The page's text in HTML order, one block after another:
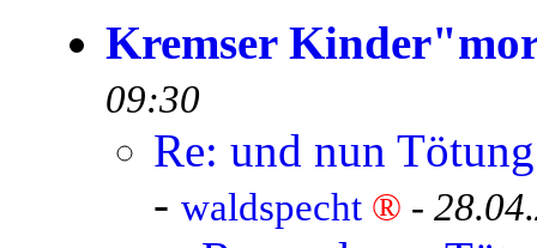
Kremser
09:30
Re: und nun
- waldspecht ® -